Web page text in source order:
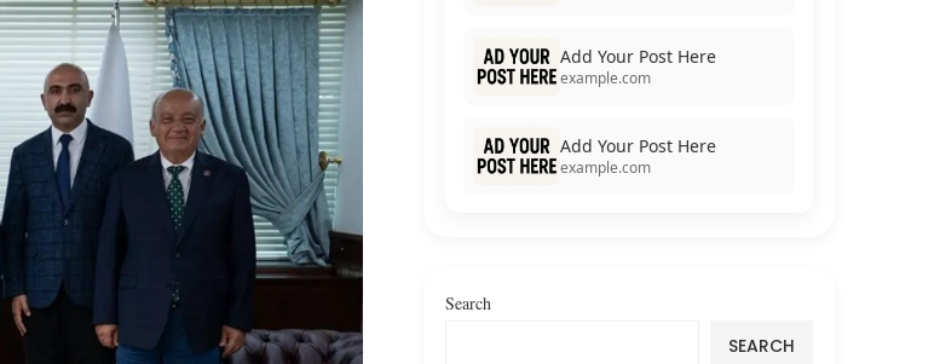
Add Your Post Here
example.com
Add Your Post Here
example.com
Search
SEARCH